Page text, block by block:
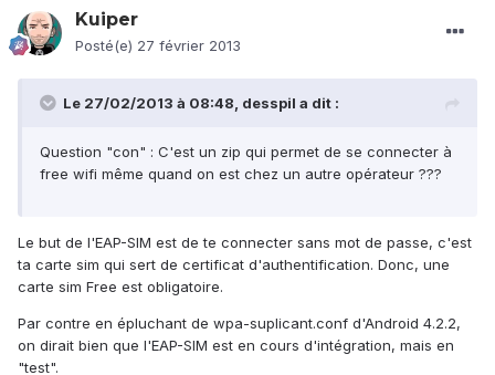
Kuiper
Posté(e) 27 février 2013
Le 27/02/2013 à 08:48, desspil a dit :
Question "con" : C'est un zip qui permet de se connecter à
free wifi même quand on est chez un autre opérateur ???
Le but de l'EAP-SIM est de te connecter sans mot de passe, c'est
ta carte sim qui sert de certificat d'authentification. Donc, une
carte sim Free est obligatoire.
Par contre en épluchant de wpa-suplicant.conf d'Android 4.2.2,
on dirait bien que l'EAP-SIM est en cours d'intégration, mais en
"test".